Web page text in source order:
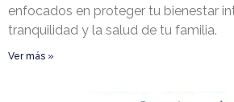
enfocados en proteger tu bienestar
tranquilidad y la salud de tu familia.
Ver más »